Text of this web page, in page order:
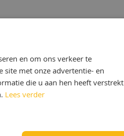
en om ons verkeer te
site met onze advertentie- en
die u aan hen heeft verstrekt
Lees verder